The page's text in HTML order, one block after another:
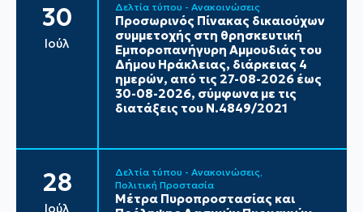
30
Ιούλ
Δελτία τύπου - Ανακοινώσεις
Προσωρινός Πίνακας δικαιούχων
συμμετοχής στη θρησκευτική
Εμποροπανήγυρη Αμμουδιάς του
Δήμου Ηράκλειας, διάρκειας 4
ημερών, από τις 27-08-2026 έως
30-08-2026, σύμφωνα με τις
διατάξεις του Ν.4849/2021
28
Ιούλ
Δελτία τύπου - Ανακοινώσεις
Πολιτική Προστασία
Μέτρα Πυροπροστασίας και